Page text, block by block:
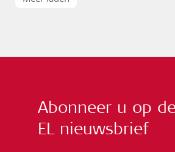
Abonneer u op
EL nieuwsbrief